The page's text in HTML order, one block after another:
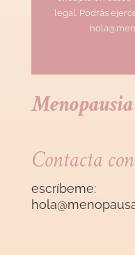
legal. Podrás
Contacta
escríbeme: